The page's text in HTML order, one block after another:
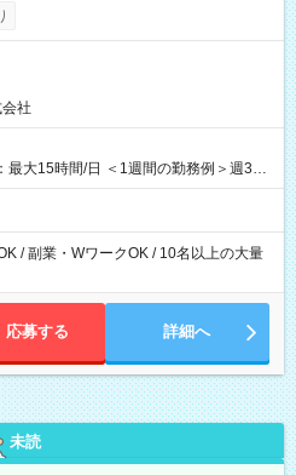
社
最大15時間/日 ＜1週間の勤務例＞週3回
・木・土・日 好きな時にお仕事
/ 副業・WワークOK / 10名以上の大量
応募する 詳細へ
未読